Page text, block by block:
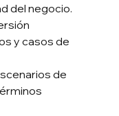
del negocio.
y casos de
de